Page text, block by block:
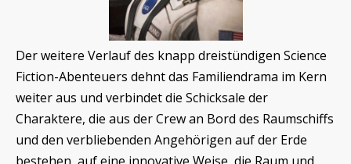
Der weitere Verlauf des knapp dreistündigen Science
Fiction-Abenteuers dehnt das Familiendrama im Kern
weiter aus und verbindet die Schicksale der
Charaktere, die aus der Crew an Bord des Raumschiffs
und den verbliebenden Angehörigen auf der Erde